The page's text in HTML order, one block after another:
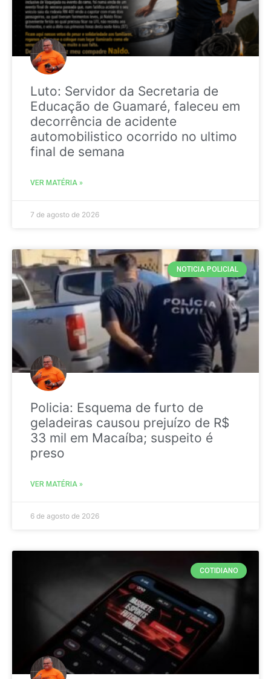
Luto: Servidor da Secretaria de
Educação de Guamaré, faleceu em
decorrência de acidente
automobilistico ocorrido no ultimo
final de semana
VER MATÉRIA »
7 de agosto de 2026
NOTICIA POLICIAL
Policia: Esquema de furto de
geladeiras causou prejuízo de R$
33 mil em Macaíba; suspeito é
preso
VER MATÉRIA »
6 de agosto de 2026
COTIDIANO